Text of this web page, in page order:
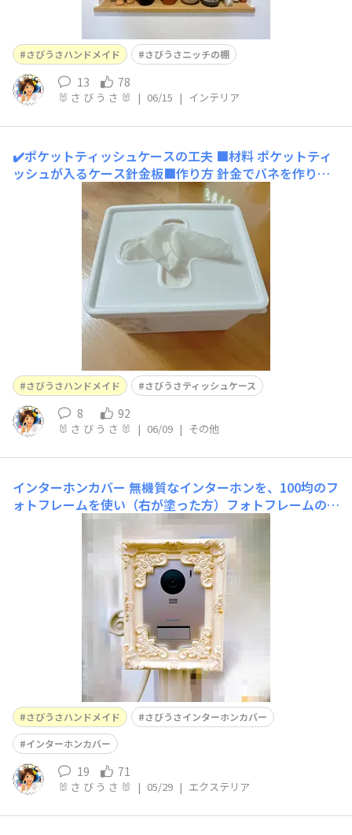
さびうさハンドメイド さびうさニッチの棚
13 78
🐰 さ び う さ 🐰 | 06/15 | インテリア
✔️ポケットティッシュケースの工夫 ■材料 ポケットティ
ッシュが入るケース針金板■作り方 針金でバネを作り、
板に貼るバネを下にして入れる板の上にポケットティッシ
ュを３袋入れ、蓋をする■工夫ポイントバネを使う事で、
ティッシュを使う度に次のティッシュが上がってくるので
最後まで取り出しやすい。
さびうさハンドメイド さびうさティッシュケース
8 92
🐰 さ び う さ 🐰 | 06/09 | その他
インターホンカバー 無機質なインターホンを、100均のフ
ォトフレームを使い（右が塗った方）フォトフレームの内
側は、100均のリメイククッションシートインターホンカ
バーになりました💖全体像200円で完成😆
さびうさハンドメイド
さびうさインターホンカバー
インターホンカバー
19 71
🐰 さ び う さ 🐰 | 05/29 | エクステリア